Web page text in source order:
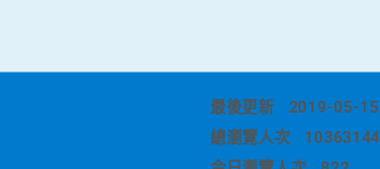
最後更新
2019-05-15
總瀏覽人次
10363144